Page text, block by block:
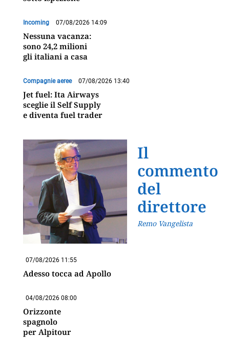
Incoming 07/08/2026 14:09
Nessuna vacanza:
sono 24,2 milioni
gli italiani a casa
Compagnie aeree 07/08/2026 13:40
Jet fuel: Ita Airways
sceglie il Self Supply
e diventa fuel trader
Il
commento
del
direttore
Remo Vangelista
07/08/2026 11:55
Adesso tocca ad Apollo
04/08/2026 08:00
Orizzonte
spagnolo
per Alpitour